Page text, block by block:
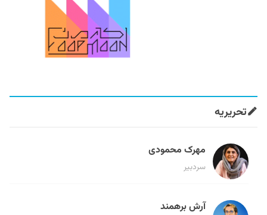
تحریریه
مهرک محمودی
سردبیر
آرش برهمند